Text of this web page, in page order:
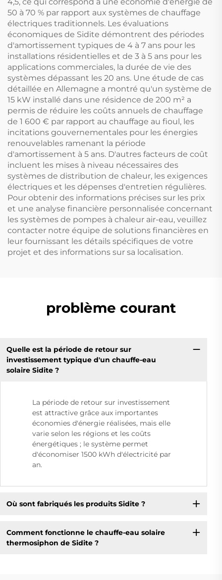
50 à 70 % par rapport aux systèmes de chauffage
électriques traditionnels. Les évaluations
économiques de Sidite démontrent des périodes
d'amortissement typiques de 4 à 7 ans pour les
installations résidentielles et de 3 à 5 ans pour les
applications commerciales, la durée de vie des
systèmes dépassant les 20 ans. Une étude de cas
détaillée en Allemagne a montré qu'un système de
15 kW installé dans une résidence de 200 m² a
permis de réduire les coûts annuels de chauffage
de 1 600 € par rapport au chauffage au fioul, les
incitations gouvernementales pour les énergies
renouvelables ramenant la période
d'amortissement à 5 ans. D'autres facteurs de coût
incluent les mises à niveau nécessaires des
systèmes de distribution de chaleur, les exigences
électriques et les dépenses d'entretien régulières.
Pour obtenir des informations précises sur les prix
et une analyse financière personnalisée concernant
les systèmes de pompes à chaleur air-eau, veuillez
contacter notre équipe de solutions financières en
leur fournissant les détails spécifiques de votre
projet et des informations sur sa localisation.
problème courant
Quelle est la période de retour sur
investissement typique d'un chauffe-eau
solaire Sidite ?
La période de retour sur investissement
est attractive grâce aux importantes
économies d'énergie réalisées, mais elle
varie selon les régions et les coûts
énergétiques ; le système permet
d'économiser 1500 kWh d'électricité par
an.
Où sont fabriqués les produits Sidite ?
Comment fonctionne le chauffe-eau solaire
thermosiphon de Sidite ?